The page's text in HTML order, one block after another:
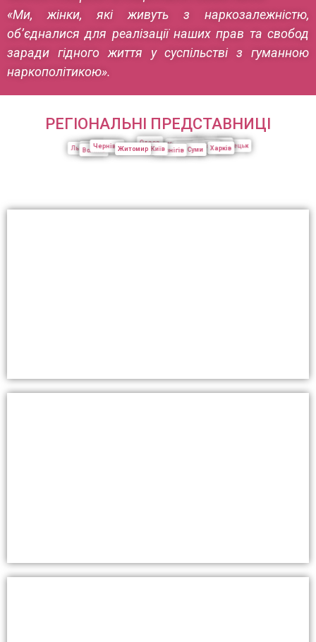
«Ми, жінки, які живуть з наркозалежністю,
об’єдналися для реалізації наших прав та свобод
заради гідного життя у суспільстві з гуманною
наркополітикою».
РЕГІОНАЛЬНІ ПРЕДСТАВНИЦІ
Донецьк
Запоріжжя
Кривий рігДніпро
ЛьвівТернопіль
Волинь
Чернівці Одеса
Полтава Харків
Суми
Чернігів
Київ
Житомир